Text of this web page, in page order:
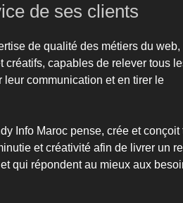
de ses clients
de qualité des métiers du web,
créatifs, capables de relever tous
communication et en tirer le
Info Maroc pense, crée et conçoit
et créativité afin de livrer un
qui répondent au mieux aux